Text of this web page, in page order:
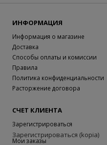
ИНФОРМАЦИЯ
Информация о магазине
Доставка
Способы оплаты и комиссии
Правила
Политика конфиденциальности
Расторжение договора
СЧЕТ КЛИЕНТА
Зарегистрироваться
Зарегистрироваться (kopia)
Мои заказы